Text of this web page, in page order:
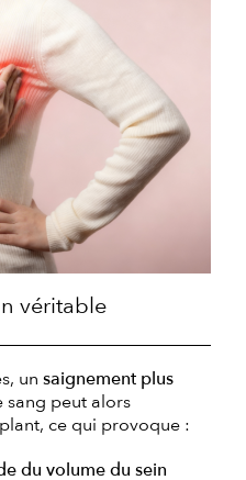
véritable
un saignement plus
sang peut alors
ce qui provoque :
du volume du sein